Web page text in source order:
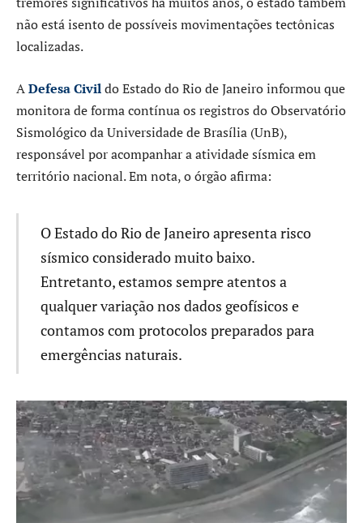
não está isento de possíveis movimentações tectônicas
localizadas.
ADefesa Civildo Estado do Rio de Janeiro informou que
monitora de forma contínua os registros do Observatório
Sismológico da Universidade de Brasília (UnB),
responsável por acompanhar a atividade sísmica em
território nacional. Em nota, o órgão afirma:
O Estado do Rio de Janeiro apresenta risco
sísmico considerado muito baixo.
Entretanto, estamos sempre atentos a
qualquer variação nos dados geofísicos e
contamos com protocolos preparados para
emergências naturais.